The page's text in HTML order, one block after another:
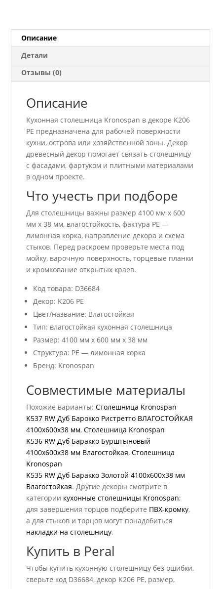
Влагостойкая
Описание
Детали
Отзывы (0)
Описание
Кухонная столешница Kronospan в декоре K206
PE предназначена для рабочей поверхности
кухни, острова или хозяйственной зоны. Декор
древесный декор помогает связать столешницу
с фасадами, фартуком и плитными материалами
в одном проекте.
Что учесть при подборе
Для столешницы важны размер 4100 мм x 600
мм x 38 мм, влагостойкость, фактура PE —
лимонная корка, направление декора и схема
стыков. Перед раскроем проверьте места под
мойку, варочную поверхность, торцевые планки
и кромкование открытых краев.
Код товара: D36684
Декор: K206 PE
Цвет/название: Влагостойкая
Тип: влагостойкая кухонная столешница
Размер: 4100 мм x 600 мм x 38 мм
Структура: PE — лимонная корка
Бренд: Kronospan
Совместимые материалы
Похожие варианты:Столешница Kronospan
K537 RW Дуб Барокко Ристретто ВЛАГОСТОЙКАЯ
4100x600x38 мм,Столешница Kronospan
K536 RW Дуб Баракко Бурштыновый
4100x600x38 мм Влагостойкая,Столешница
Kronospan
K535 RW Дуб Баракко Золотой 4100x600x38 мм
Влагостойкая. Другие декоры смотрите в
категории кухонные столешницы Kronospan;
для завершения торцов подберите ПВХ-кромку,
а для стыков и торцов могут понадобиться
накладки на столешницу.
Купить в Peral
Чтобы купить кухонную столешницу без ошибки,
сверьте код D36684, декор K206 PE, размер,